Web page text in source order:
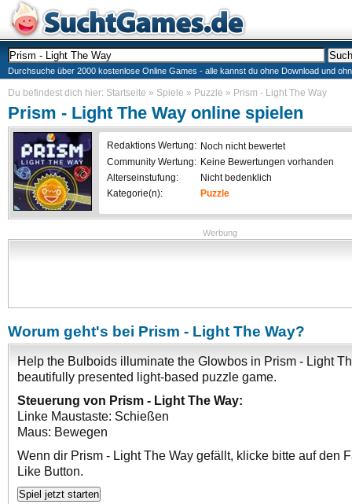
Durchsuche über 2000 kostenlose Online Games - alle kannst du ohne Download und
Du befindest dich hier: Startseite » Spiele » Puzzle » Prism - Light The Way
Prism - Light The Way online spielen
Redaktions Wertung: Noch nicht bewertet
Community Wertung: Keine Bewertungen vorhanden
Alterseinstufung:
Nicht bedenklich
Kategorie(n):
Puzzle
Werbung
Worum geht's bei Prism - Light The Way?
Help the Bulboids illuminate the Glowbos in Prism - Light
beautifully presented light-based puzzle game.
Steuerung von Prism - Light The Way:
Linke Maustaste: Schießen
Maus: Bewegen
Wenn dir Prism - Light The Way gefällt, klicke bitte auf den
Like Button.